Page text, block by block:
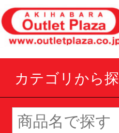
カテゴリから